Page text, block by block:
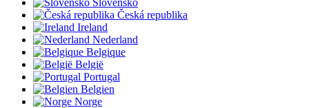
Česká republika
Ireland
Nederland
Belgique
België
Portugal
Belgien
Norge